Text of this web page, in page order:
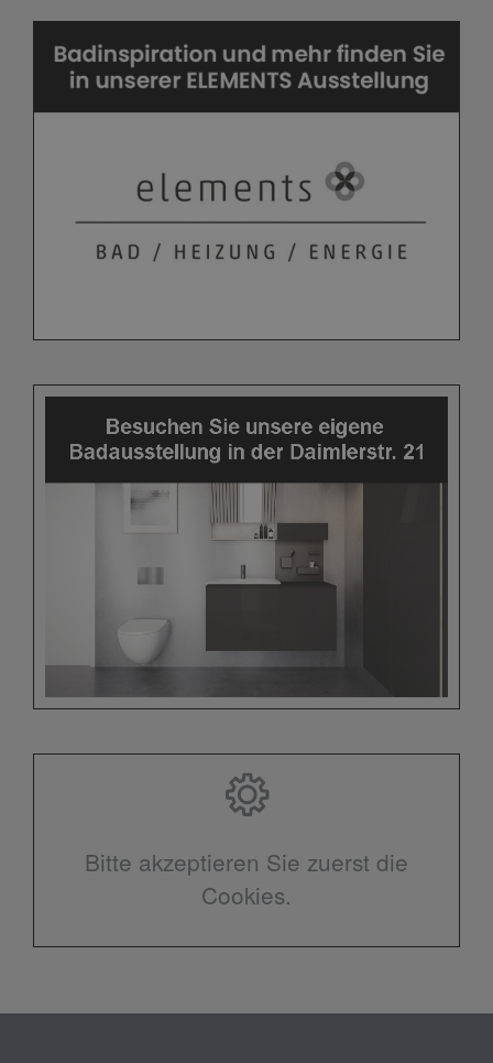
Bitte akzeptieren Sie zuerst die
Cookies.